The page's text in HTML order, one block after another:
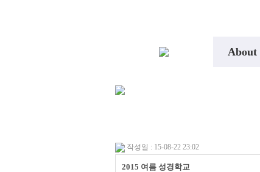
About
작성일 : 15-08-22 23:02
2015 여름 성경학교